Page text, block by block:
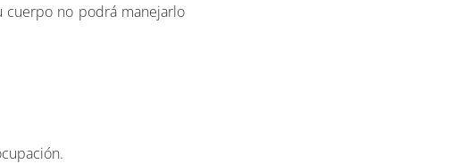
cuerpo no podrá manejarlo